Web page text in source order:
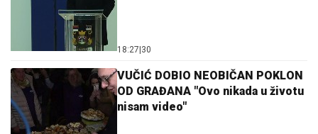
18:27 30
VUČIĆ DOBIO NEOBIČAN POKLON
OD GRAĐANA "Ovo nikada u životu
nisam video"